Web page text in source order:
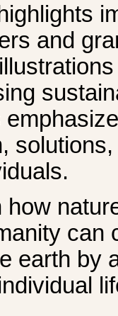
and
how
can
earth by